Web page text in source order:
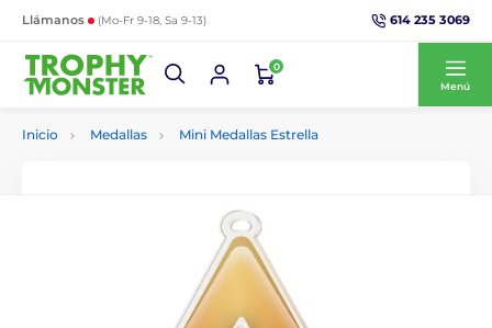
Llámanos (Mo-Fr 9-18, Sa 9-13) 614 235 3069
0
Menú
Inicio Medallas Mini Medallas Estrella